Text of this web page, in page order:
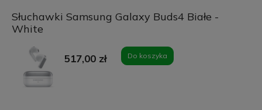
Słuchawki Samsung Galaxy Buds4 Białe -
White
517,00 zł Do koszyka